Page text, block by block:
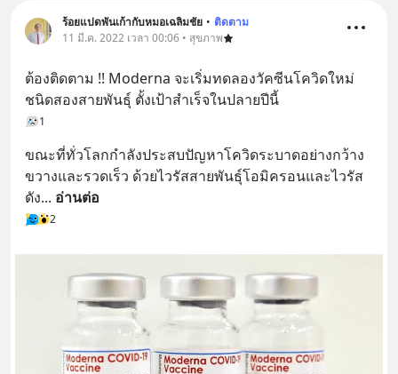
ร้อยแปดพันเก้ากับหมอเฉลิมชัย • ติดตาม
11 มี.ค. 2022 เวลา 00:06 • สุขภาพ
ต้องติดตาม !! Moderna จะเริ่มทดลองวัคซีนโควิดใหม่
ชนิดสองสายพันธุ์ ตั้งเป้าสำเร็จในปลายปีนี้
1
ขณะที่ทั่วโลกกำลังประสบปัญหาโควิดระบาดอย่างกว้าง
ขวางและรวดเร็ว ด้วยไวรัสสายพันธุ์โอมิครอนและไวรัส
ดัง... อ่านต่อ
2